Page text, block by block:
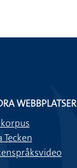
WEBBPLATSER
korpus
Tecken